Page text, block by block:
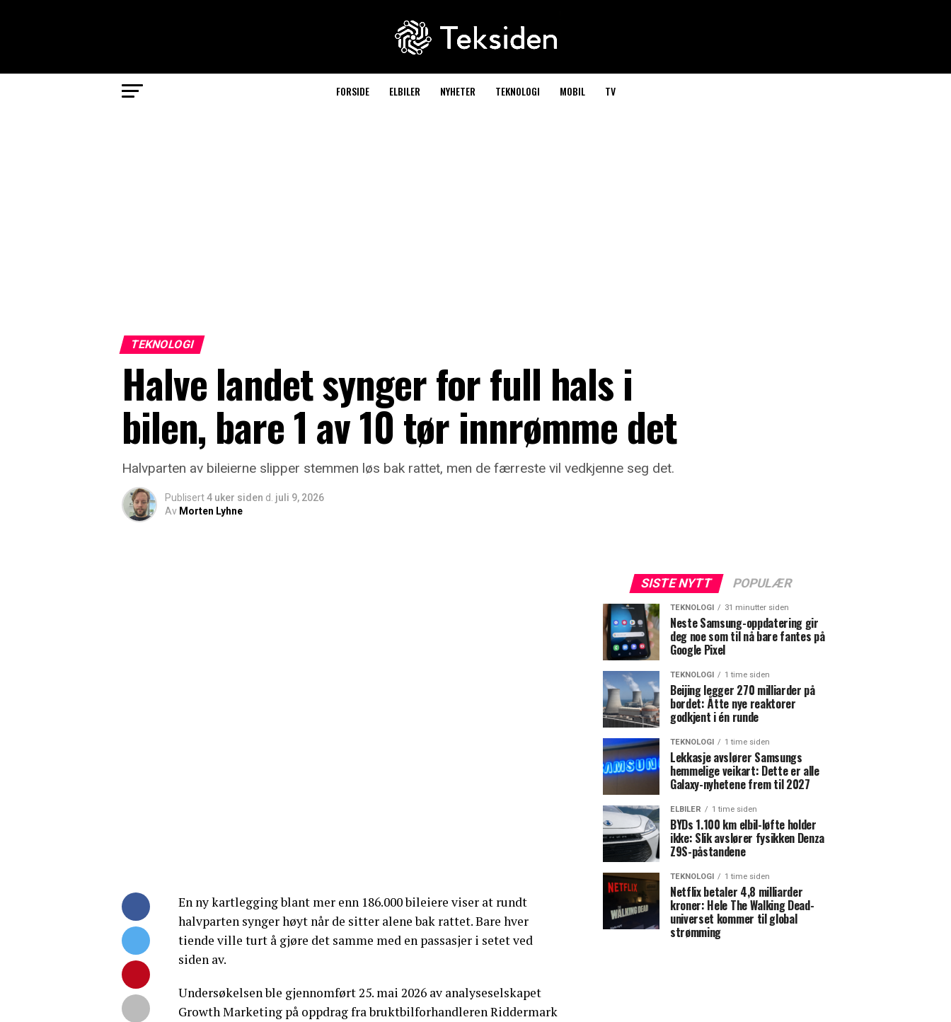
FORSIDE ELBILER NYHETER TEKNOLOGI MOBIL TV
TEKNOLOGI
Halve landet synger for full hals i
bilen, bare 1 av 10 tør innrømme det
Halvparten av bileierne slipper stemmen løs bak rattet, men de færreste vil vedkjenne seg det.
Publisert4 uker siden d. juli 9, 2026
Av Morten Lyhne
En ny kartlegging blant mer enn 186.000 bileiere viser at rundt
halvparten synger høyt når de sitter alene bak rattet. Bare hver
tiende ville turt å gjøre det samme med en passasjer i setet ved
siden av.
Undersøkelsen ble gjennomført 25. mai 2026 av analyseselskapet
Growth Marketing på oppdrag fra bruktbilforhandleren Riddermark
SISTE NYTT POPULÆR
TEKNOLOGI 31 minutter siden
Neste Samsung-oppdatering gir
deg noe som til nå bare fantes på
Google Pixel
TEKNOLOGI 1 time siden
Beijing legger 270 milliarder på
bordet: Åtte nye reaktorer
godkjent i én runde
TEKNOLOGI 1 time siden
Lekkasje avslører Samsungs
hemmelige veikart: Dette er alle
Galaxy-nyhetene frem til 2027
ELBILER 1 time siden
BYDs 1.100 km elbil-løfte holder
ikke: Slik avslører fysikken Denza
Z9S-påstandene
TEKNOLOGI 1 time siden
Netflix betaler 4,8 milliarder
kroner: Hele The Walking Dead-
universet kommer til global
strømming